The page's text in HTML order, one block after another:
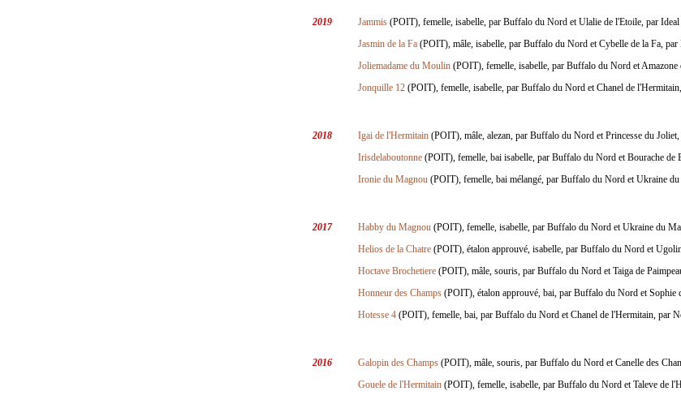
2019 Jammis (POIT), femelle, isabelle, par Buffalo du Nord et Ulalie de l'Etoile, par Ideal
Jasmin de la Fa (POIT), mâle, isabelle, par Buffalo du Nord et Cybelle de la Fa, par
Joliemadame du Moulin (POIT), femelle, isabelle, par Buffalo du Nord et
Jonquille 12 (POIT), femelle, isabelle, par Buffalo du Nord et Chanel de
2018 Igai de l'Hermitain (POIT), mâle, alezan, par Buffalo du Nord et Princesse du
Irisdelaboutonne (POIT), femelle, bai isabelle, par Buffalo du Nord et Bourache de
Ironie du Magnou (POIT), femelle, bai mélangé, par Buffalo du Nord et Ukraine
2017 Habby du Magnou (POIT), femelle, isabelle, par Buffalo du Nord et Ukraine du
Helios de la Chatre (POIT), étalon approuvé, isabelle, par Buffalo du Nord et
Hoctave Brochetiere (POIT), mâle, souris, par Buffalo du Nord et Taiga de
Honneur des Champs (POIT), étalon approuvé, bai, par Buffalo du Nord et Sophie
Hotesse 4 (POIT), femelle, bai, par Buffalo du Nord et Chanel de l'Hermitain, par
2016 Galopin des Champs (POIT), mâle, souris, par Buffalo du Nord et Canelle des
Gouele de l'Hermitain (POIT), femelle, isabelle, par Buffalo du Nord et Taleve de